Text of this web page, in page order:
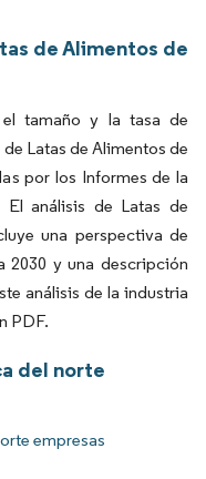
de Alimentos de
tamaño y la tasa de
Latas de Alimentos de
por los Informes de la
análisis de Latas de
una perspectiva de
2030 y una descripción
análisis de la industria
PDF.
del norte
empresas